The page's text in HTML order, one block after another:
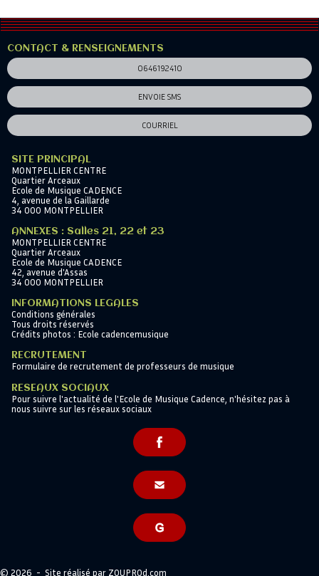
CONTACT & RENSEIGNEMENTS
0646192410
ENVOIE SMS
COURRIEL
SITE PRINCIPAL
MONTPELLIER CENTRE
Quartier Arceaux
Ecole de Musique CADENCE
4, avenue de la Gaillarde
34 000 MONTPELLIER
ANNEXES : Salles 21, 22 et 23
MONTPELLIER CENTRE
Quartier Arceaux
Ecole de Musique CADENCE
42, avenue d'Assas
34 000 MONTPELLIER
INFORMATIONS LEGALES
Conditions générales
Tous droits réservés
Crédits photos : Ecole cadencemusique
RECRUTEMENT
Formulaire de recrutement de professeurs de musique
RESEAUX SOCIAUX
Pour suivre l'actualité de l'Ecole de Musique Cadence, n'hésitez pas à
nous suivre sur les réseaux sociaux
© 2026 - Site réalisé par ZOUPROd.com